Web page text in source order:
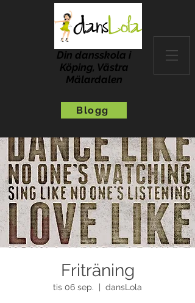
Din dansskola i
Köping, Västra
Mälardalen
Blogg
Friträning
tis 06 sep. dansLola